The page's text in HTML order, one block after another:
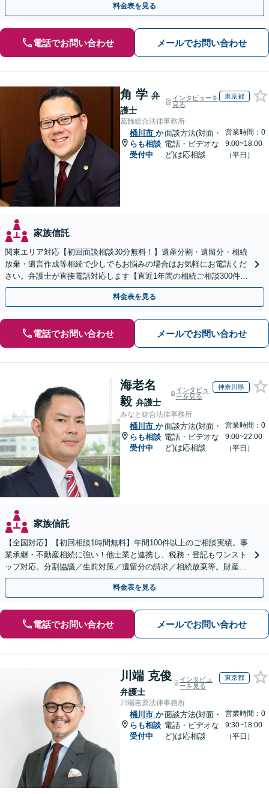
料金表を見る
電話でお問い合わせ メールでお問い合わせ
角 学 弁
護士
インタビューを
見る
東京都
葛飾総合法律事務所
桶川市 か
らも相談
受付中
面談方法(対面・
電話・ビデオな
ど)は応相談
営業時間：0
9:00~18:00
（平日）
家族信託
関東エリア対応【初回面談相談30分無料！】遺産分割・遺留分・相続
放棄・遺言作成等相続で少しでもお悩みの場合はお気軽にお電話くだ
さい。弁護士が直接電話対応します【直近1年間の相続ご相談300件以
上！＆相続の著書・セミナー多数】弁護士複数所属
料金表を見る
電話でお問い合わせ メールでお問い合わせ
海老名
毅 弁護士
インタビュ
ーを見る
神奈川県
みなと綜合法律事務所
桶川市 か
らも相談
受付中
面談方法(対面・
電話・ビデオな
ど)は応相談
営業時間：0
9:00~22:00
（平日）
家族信託
【全国対応】【初回相談1時間無料】年間100件以上のご相談実績。事
業承継・不動産相続に強い！他士業と連携し、税務・登記もワンスト
ップ対応。分割協議／生前対策／遺留分の請求／相続放棄等。財産の
徹底調査と粘り強い交渉により、最善の解決へ。
料金表を見る
電話でお問い合わせ メールでお問い合わせ
川端 克俊
弁護士
インタビュ
ーを見る
東京都
川端吉原法律事務所
桶川市 か
らも相談
受付中
面談方法(対面・
電話・ビデオな
ど)は応相談
営業時間：0
9:30~18:00
（平日）